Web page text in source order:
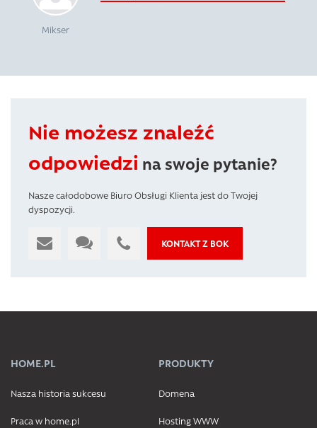
Mikser
Nie możesz znaleźć
odpowiedzi na swoje pytanie?
Nasze całodobowe Biuro Obsługi Klienta jest do Twojej
dyspozycji.
KONTAKT Z BOK
HOME.PL
Nasza historia sukcesu
Praca w home.pl
PRODUKTY
Domena
Hosting WWW